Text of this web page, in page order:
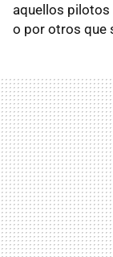
aquellos pilotos
o por otros que